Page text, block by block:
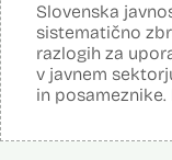
Slovenska
sistematično
razlogih za
v javnem
in